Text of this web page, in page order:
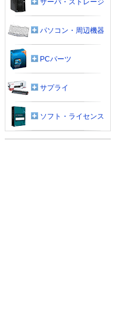
サーバ・ストレージ
パソコン・周辺機器
PCパーツ
サプライ
ソフト・ライセンス